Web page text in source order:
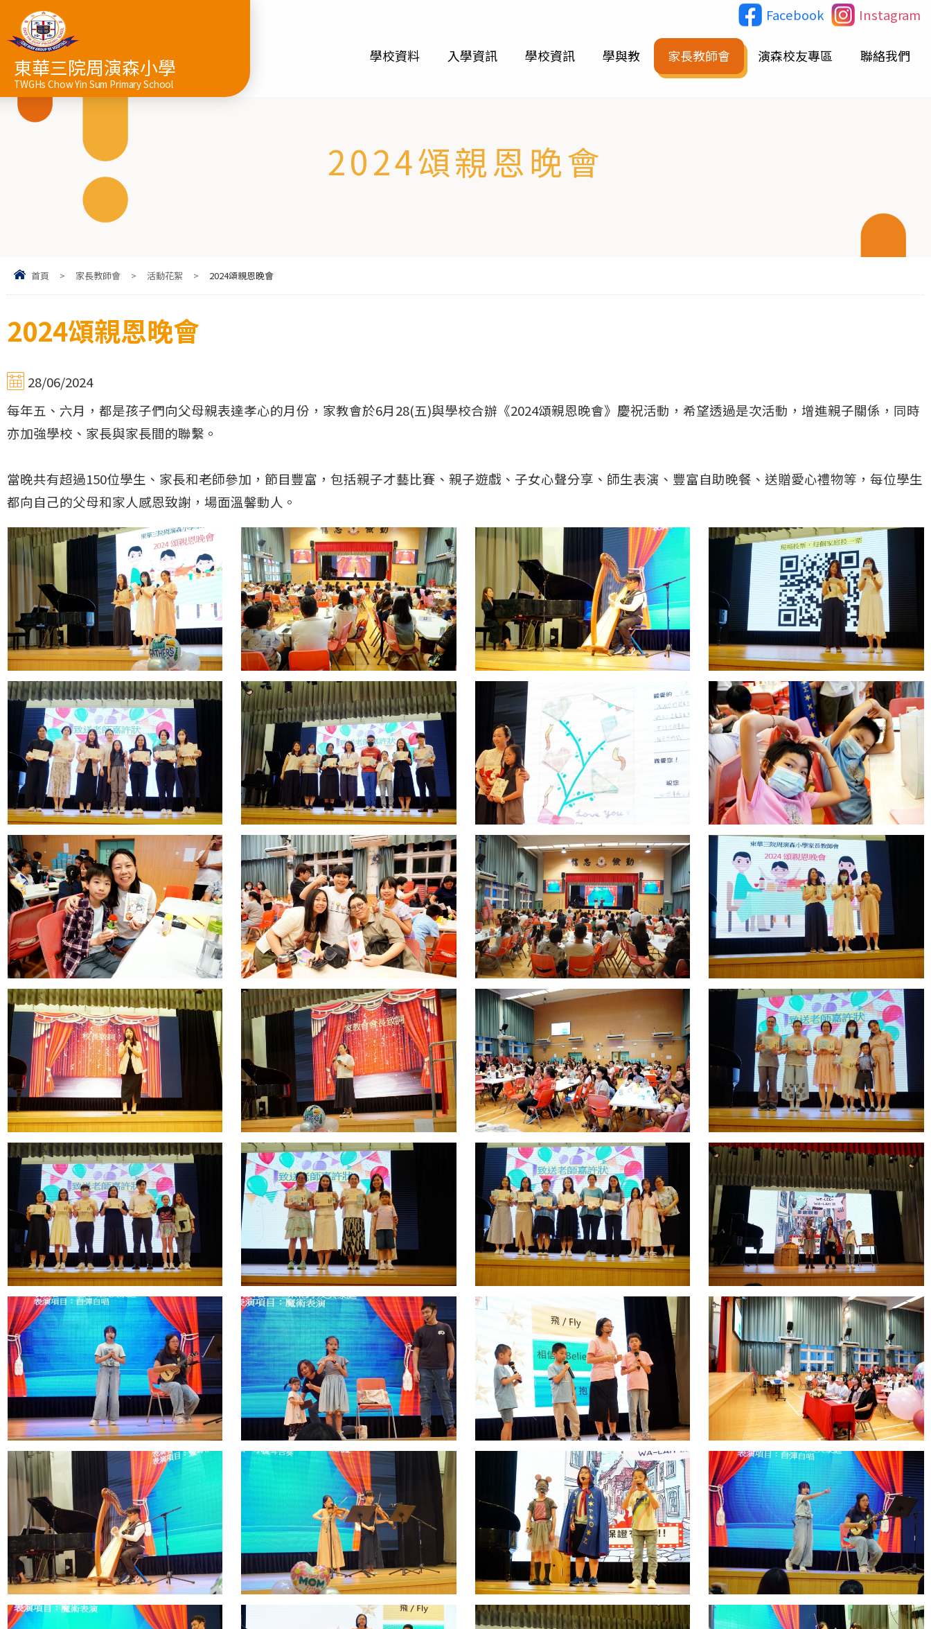
東華三院周演森小學
TWGHs Chow Yin Sum Primary School
Facebook Instagram
學校資料 入學資訊 學校資訊 學與教 家長教師會 演森校友專區 聯絡我們
2024頌親恩晚會
首頁 > 家長教師會 > 活動花絮 > 2024頌親恩晚會
2024頌親恩晚會
28/06/2024
每年五、六月，都是孩子們向父母親表達孝心的月份，家教會於6月28(五)與學校合辦《2024頌親恩晚會》慶祝活動，希望透過是次活動，增進親子關係，同時
亦加強學校、家長與家長間的聯繫。
當晚共有超過150位學生、家長和老師參加，節目豐富，包括親子才藝比賽、親子遊戲、子女心聲分享、師生表演、豐富自助晚餐、送贈愛心禮物等，每位學生
都向自己的父母和家人感恩致謝，場面溫馨動人。